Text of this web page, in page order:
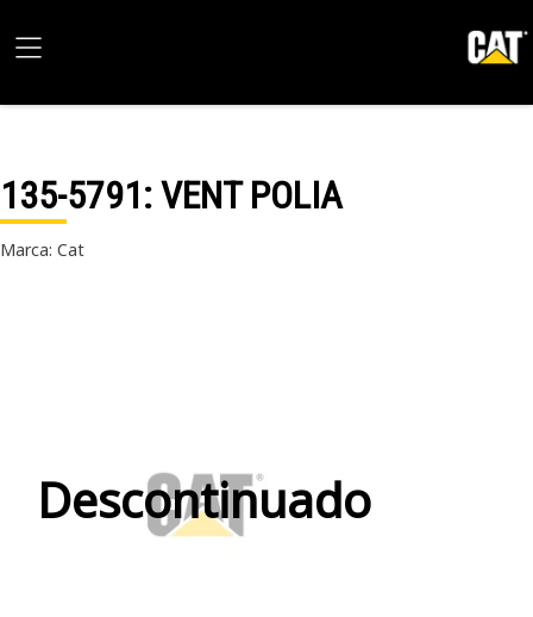
135-5791: VENT POLIA
Marca: Cat
Descontinuado